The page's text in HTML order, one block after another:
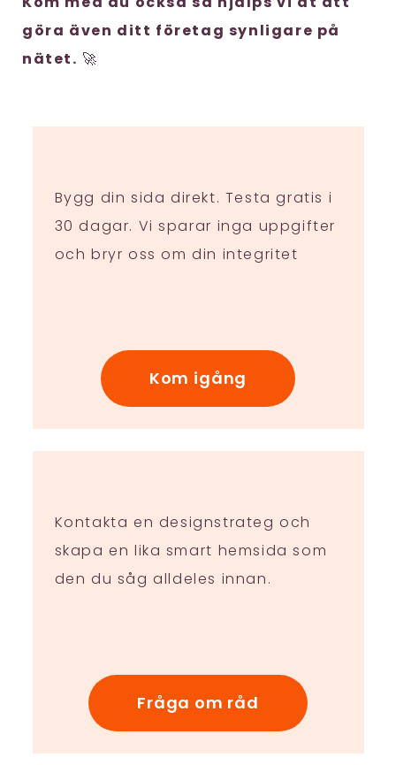
göra även ditt företag synligare på
nätet. 🚀
Bygg din sida direkt. Testa gratis i
30 dagar. Vi sparar inga uppgifter
och bryr oss om din integritet
Kom igång
Kontakta en designstrateg och
skapa en lika smart hemsida som
den du såg alldeles innan.
Fråga om råd